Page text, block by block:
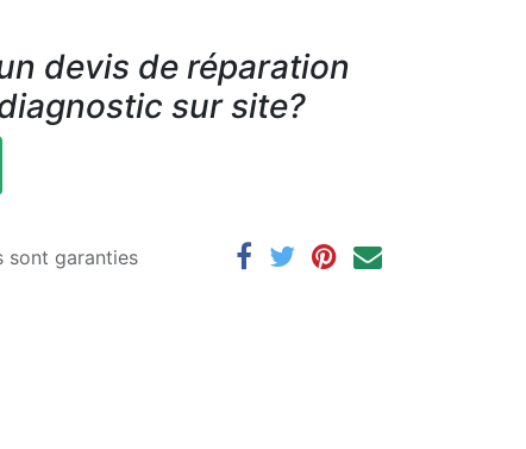
devis de réparation
sur site?
sont garanties